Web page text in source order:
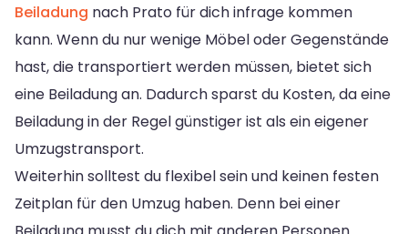
Beiladung nach Prato für dich infrage kommen
kann. Wenn du nur wenige Möbel oder Gegenstände
hast, die transportiert werden müssen, bietet sich
eine Beiladung an. Dadurch sparst du Kosten, da eine
Beiladung in der Regel günstiger ist als ein eigener
Umzugstransport.
Weiterhin solltest du flexibel sein und keinen festen
Zeitplan für den Umzug haben. Denn bei einer